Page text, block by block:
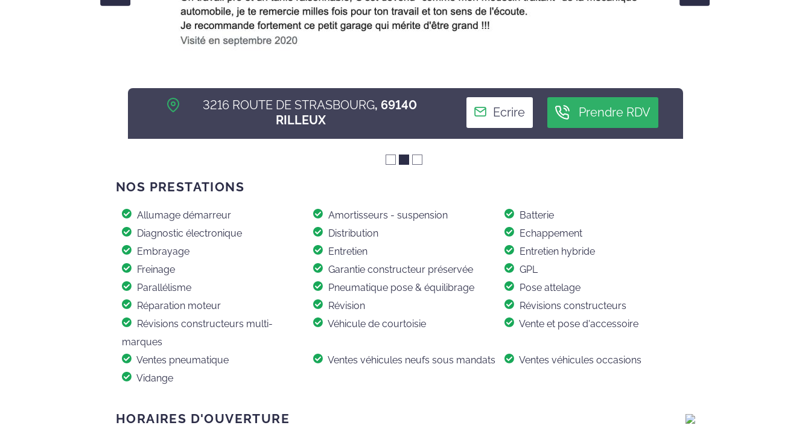
3216 ROUTE DE STRASBOURG, 69140
RILLEUX
Ecrire Prendre RDV
NOS PRESTATIONS
Allumage démarreur Amortisseurs - suspension
Batterie
Diagnostic électronique
Distribution
Echappement
Embrayage
Entretien
Entretien hybride
Freinage
Garantie constructeur préservée
GPL
Parallélisme
Pneumatique pose & équilibrage
Pose attelage
Réparation moteur
Révision
Révisions constructeurs
Révisions constructeurs multi-
marques
Véhicule de courtoisie Vente et pose d'accessoire
Ventes pneumatique Ventes véhicules neufs sous mandats
Ventes véhicules occasions
Vidange
HORAIRES D'OUVERTURE